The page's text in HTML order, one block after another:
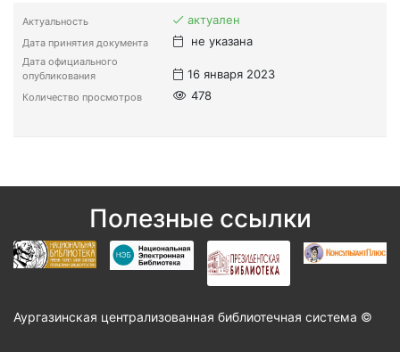
Актуальность актуален
Дата принятия документа не указана
Дата официального
опубликования
16 января 2023
Количество просмотров 478
Полезные ссылки
Аургазинская централизованная библиотечная система ©